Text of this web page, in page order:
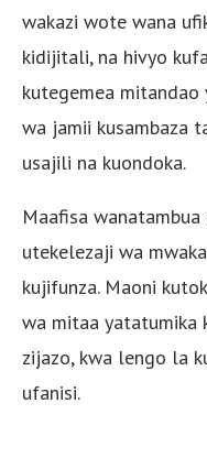
wakazi wote wana
kidijitali, na hivyo
kutegemea mitandao
wa jamii kusambaza
usajili na kuondoka.
Maafisa
utekelezaji wa
kujifunza. Maoni
wa mitaa yatatumika
zijazo, kwa lengo la
ufanisi.